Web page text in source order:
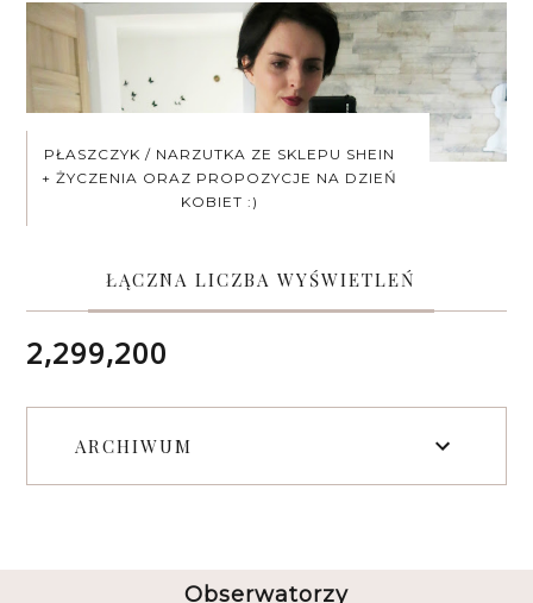
PŁASZCZYK / NARZUTKA ZE SKLEPU SHEIN
+ ŻYCZENIA ORAZ PROPOZYCJE NA DZIEŃ
KOBIET :)
ŁĄCZNA LICZBA WYŚWIETLEŃ
2,299,200
ARCHIWUM
Obserwatorzy